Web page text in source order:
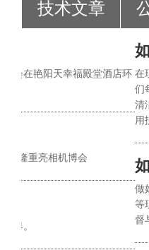
技术文章
会在艳阳天幸福殿堂酒店环
务隆重亮相机博会
界。
在
们
清
用
做
等
督